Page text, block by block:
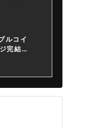
ルコイ
完結は